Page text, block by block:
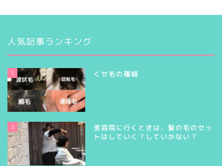
人気記事ランキング
1 くせ毛の種類
2
美容院に行くときは、髪の毛のセッ
トはしていく？していかない？